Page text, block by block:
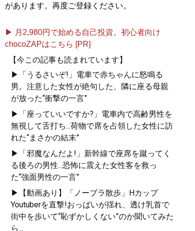
があります。再度ご登録ください。
▶ 月2,980円で始める自己投資。初心者向け
chocoZAPはこちら [PR]
【今この記事も読まれています】
▶「うるさいぞ!」電車で赤ちゃんに怒鳴る
男。注意した女性が絶句した、隣に座る母親
が放った“衝撃の一言”
▶「座っていいですか?」電車内で高齢男性を
無視して舌打ち...荷物で席を占領した女性に訪
れた“まさかの結末”
▶「邪魔なんだよ!」新幹線で座席を蹴ってく
る後ろの男性...恐怖に震えた女性客を救っ
た“強面男性の一言”
▶【動画あり】「ノーブラ散歩」Hカップ
Youtuberを直撃!おっぱいが揺れ、透け乳首で
街中を歩いて“恥ずかしくない”のか聞いてみた
ら...